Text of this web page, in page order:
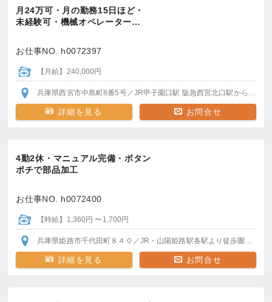
月24万可・月の勤務15日ほど・
未経験可・機械オペレーター…
お仕事NO. h0072397
【月給】240,000円
兵庫県西宮市中島町8番5号／JR甲子園口駅 阪急西宮北口駅から徒歩15分～19分
詳細を見る お問合せ
4勤2休・マニュアル完備・ボタン
ポチで部品加工
お仕事NO. h0072400
【時給】1,360円 〜1,700円
兵庫県姫路市千代田町８４０ ／JR・山陽姫路駅各駅より徒歩圏内
詳細を見る お問合せ